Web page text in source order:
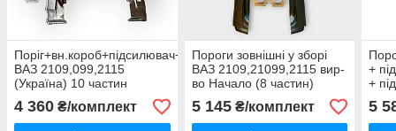
Поріг+вн.короб+підсилювач+з'єднувач
ВАЗ 2109,099,2115
(Україна) 10 частин
4 360 ₴/комплект
Пороги зовнішні у зборі
ВАЗ 2109,21099,2115 вир-
во Начало (8 частин)
5 145₴/комплект
+
+
5